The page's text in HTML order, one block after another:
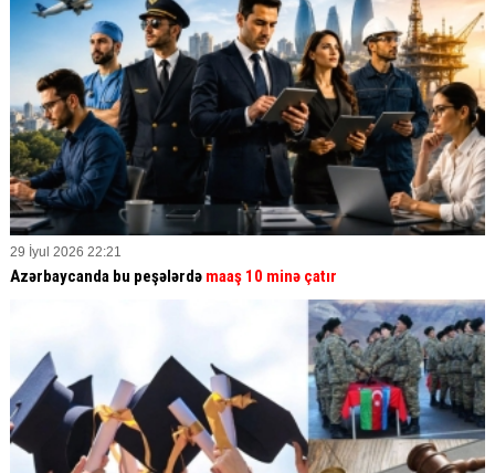
29 İyul 2026 22:21
Azərbaycanda bu peşələrdə maaş 10 minə çatır